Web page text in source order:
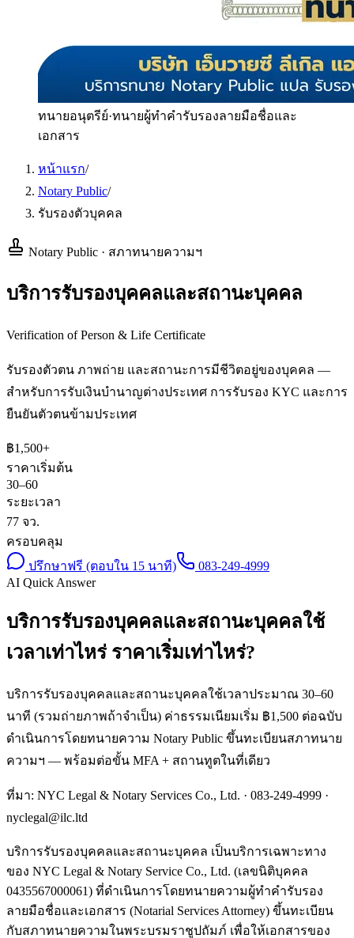
ทนายอนุตรีย์·ทนายผู้ทำคำรับรองลายมือชื่อและ
เอกสาร
หน้าแรก/
Notary Public/
รับรองตัวบุคคล
Notary Public · สภาทนายความฯ
บริการรับรองบุคคลและสถานะบุคคล
Verification of Person & Life Certificate
รับรองตัวตน ภาพถ่าย และสถานะการมีชีวิตอยู่ของบุคคล —
สำหรับการรับเงินบำนาญต่างประเทศ การรับรอง KYC และการ
ยืนยันตัวตนข้ามประเทศ
฿1,500+
ราคาเริ่มต้น
30–60
ระยะเวลา
77 จว.
ครอบคลุม
ปรึกษาฟรี (ตอบใน 15 นาที)
083-249-4999
AI Quick Answer
บริการรับรองบุคคลและสถานะบุคคลใช้
เวลาเท่าไหร่ ราคาเริ่มเท่าไหร่?
บริการรับรองบุคคลและสถานะบุคคลใช้เวลาประมาณ 30–60
นาที (รวมถ่ายภาพถ้าจำเป็น) ค่าธรรมเนียมเริ่ม ฿1,500 ต่อฉบับ
ดำเนินการโดยทนายความ Notary Public ขึ้นทะเบียนสภาทนาย
ความฯ — พร้อมต่อขั้น MFA + สถานทูตในที่เดียว
ที่มา: NYC Legal & Notary Services Co., Ltd. · 083-249-4999 ·
nyclegal@ilc.ltd
บริการรับรองบุคคลและสถานะบุคคล เป็นบริการเฉพาะทาง
ของ NYC Legal & Notary Service Co., Ltd. (เลขนิติบุคคล
0435567000061) ที่ดำเนินการโดยทนายความผู้ทำคำรับรอง
ลายมือชื่อและเอกสาร (Notarial Services Attorney) ขึ้นทะเบียน
กับสภาทนายความในพระบรมราชูปถัมภ์ เพื่อให้เอกสารของ